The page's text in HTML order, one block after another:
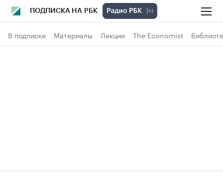
ПОДПИСКА НА РБК
В подписке Материалы Лекции The Economist